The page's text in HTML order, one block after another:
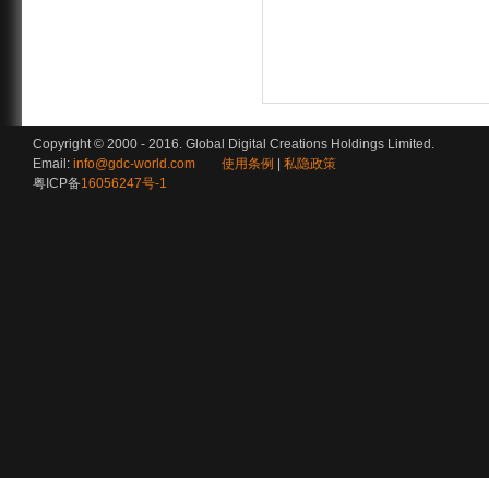
Copyright © 2000 - 2016. Global Digital Creations Holdings Limited.
Email: info@gdc-world.com 使用条例
私隐政策
粤ICP备16056247号-1